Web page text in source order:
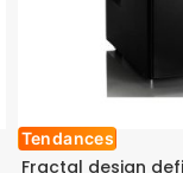
Tendances
Fractal design